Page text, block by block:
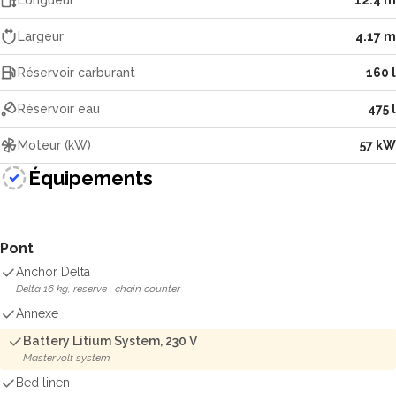
Largeur 4.17 m
Réservoir carburant 160 l
Réservoir eau 475 l
Moteur (kW) 57 kW
Équipements
Pont
Anchor Delta
Delta 16 kg, reserve , chain counter
Annexe
Battery Litium System, 230 V
Mastervolt system
Bed linen